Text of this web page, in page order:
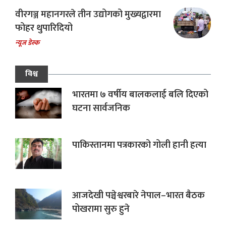
वीरगञ्ज महानगरले तीन उद्योगको मुख्यद्वारमा
फोहर थुपारिदियो
न्यूज डेस्क
विश्व
भारतमा ७ वर्षीय बालकलाई बलि दिएको
घटना सार्वजनिक
पाकिस्तानमा पत्रकारको गोली हानी हत्या
आजदेखी पञ्चेश्वरबारे नेपाल–भारत बैठक
पोखरामा सुरु हुने